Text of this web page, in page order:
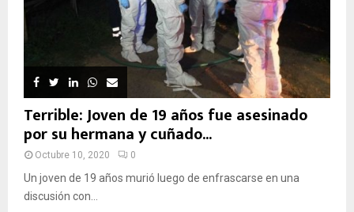
Terrible: Joven de 19 años fue asesinado
por su hermana y cuñado...
Octubre 10, 2020 0
Un joven de 19 años murió luego de enfrascarse en una
discusión con...